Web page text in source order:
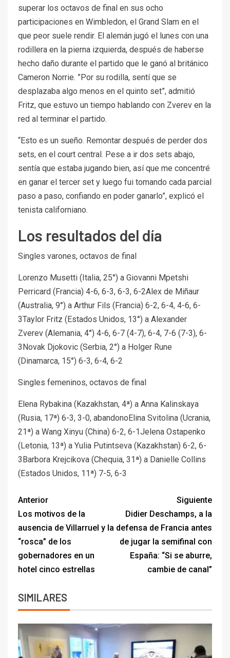
superar los octavos de final en sus ocho
participaciones en Wimbledon, el Grand Slam en el
que peor suele rendir. El alemán jugó el lunes con una
rodillera en la pierna izquierda, después de haberse
hecho daño durante el partido que le ganó al británico
Cameron Norrie. ”Por su rodilla, sentí que se
desplazaba algo menos en el quinto set”, admitió
Fritz, que estuvo un tiempo hablando con Zverev en la
red al terminar el partido.
“Esto es un sueño. Remontar después de perder dos
sets, en el court central. Pese a ir dos sets abajo,
sentía que estaba jugando bien, así que me concentré
en ganar el tercer set y luego fui tomando cada parcial
paso a paso, confiando en poder ganarlo”, explicó el
tenista californiano.
Los resultados del día
Singles varones, octavos de final
Lorenzo Musetti (Italia, 25°) a Giovanni Mpetshi
Perricard (Francia) 4-6, 6-3, 6-3, 6-2Alex de Miñaur
(Australia, 9°) a Arthur Fils (Francia) 6-2, 6-4, 4-6, 6-
3Taylor Fritz (Estados Unidos, 13°) a Alexander
Zverev (Alemania, 4°) 4-6, 6-7 (4-7), 6-4, 7-6 (7-3), 6-
3Novak Djokovic (Serbia, 2°) a Holger Rune
(Dinamarca, 15°) 6-3, 6-4, 6-2
Singles femeninos, octavos de final
Elena Rybakina (Kazakhstan, 4ª) a Anna Kalinskaya
(Rusia, 17ª) 6-3, 3-0, abandonoElina Svitolina (Ucrania,
21ª) a Wang Xinyu (China) 6-2, 6-1Jelena Ostapenko
(Letonia, 13ª) a Yulia Putintseva (Kazakhstan) 6-2, 6-
3Barbora Krejcikova (Chequia, 31ª) a Danielle Collins
(Estados Unidos, 11ª) 7-5, 6-3
Anterior
Los motivos de la
ausencia de Villarruel y la
“rosca” de los
gobernadores en un
hotel cinco estrellas
Siguiente
Didier Deschamps, a la
defensa de Francia antes
de jugar la semifinal con
España: “Si se aburre,
cambie de canal”
SIMILARES